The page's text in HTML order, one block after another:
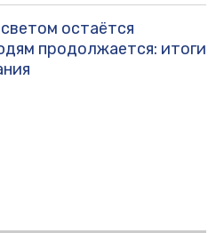
остаётся
продолжается: итоги